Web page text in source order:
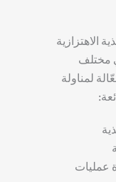
الاهتزازية
مختلف
لمناولة
عمليات